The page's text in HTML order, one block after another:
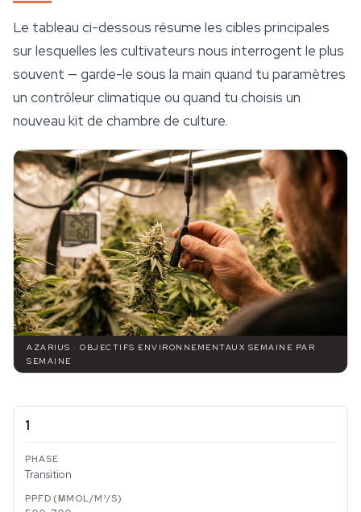
Le tableau ci-dessous résume les cibles principales
sur lesquelles les cultivateurs nous interrogent le plus
souvent — garde-le sous la main quand tu paramètres
un contrôleur climatique ou quand tu choisis un
nouveau kit de chambre de culture.
AZARIUS · OBJECTIFS ENVIRONNEMENTAUX SEMAINE PAR
SEMAINE
1
Transition